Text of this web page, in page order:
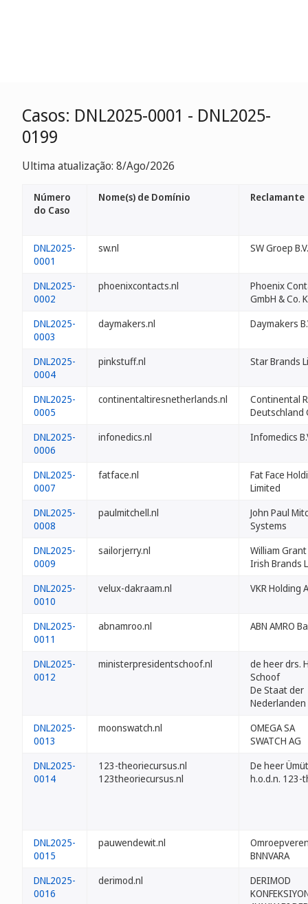
Casos: DNL2025-0001 - DNL2025-
0199
Ultima atualização: 8/Ago/2026
Número
do Caso
Nome(s) de Domínio Reclamante
DNL2025-
0001
sw.nl SW Groep B.V.
DNL2025-
0002
phoenixcontacts.nl
Phoenix
GmbH & Co.
DNL2025-
0003
daymakers.nl Daymakers
DNL2025-
0004
pinkstuff.nl Star Brands
DNL2025-
0005
continentaltiresnetherlands.nl
Continental
Deutschland
DNL2025-
0006
infonedics.nl Infomedics
DNL2025-
0007
fatface.nl
Fat Face
Limited
DNL2025-
0008
paulmitchell.nl
John Paul
Systems
DNL2025-
0009
sailorjerry.nl
William
Irish Brands
DNL2025-
0010
velux-dakraam.nl VKR Holding
DNL2025-
0011
abnamroo.nl ABN AMRO
DNL2025-
0012
ministerpresidentschoof.nl
de heer drs.
Schoof
De Staat der
Nederlanden
DNL2025-
0013
moonswatch.nl
OMEGA SA
SWATCH AG
DNL2025-
0014
123-theoriecursus.nl
123theoriecursus.nl
De heer
h.o.d.n. 123-
DNL2025-
0015
pauwendewit.nl
BNNVARA
DNL2025-
0016
derimod.nl
DERIMOD